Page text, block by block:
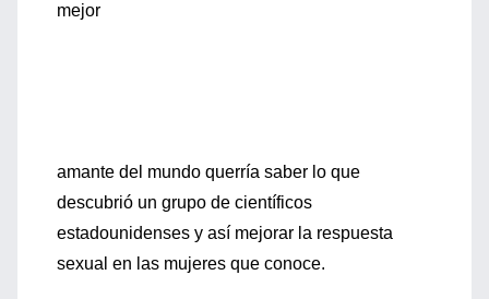
mejor
amante del mundo querría saber lo que
descubrió un grupo de científicos
estadounidenses y así mejorar la respuesta
sexual en las mujeres que conoce.